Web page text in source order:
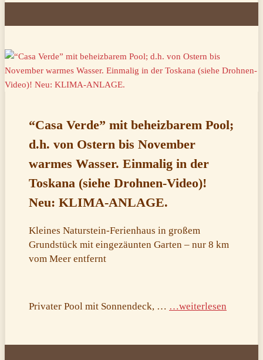
“Casa Verde” mit beheizbarem Pool;
d.h. von Ostern bis November
warmes Wasser. Einmalig in der
Toskana (siehe Drohnen-Video)!
Neu: KLIMA-ANLAGE.
Kleines Naturstein-Ferienhaus in großem
Grundstück mit eingezäunten Garten – nur 8 km
vom Meer entfernt
Privater Pool mit Sonnendeck, … …weiterlesen